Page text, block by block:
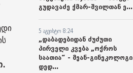
გუდავაძე ქმარ-შვილთან ე...
5 აგვისტო 8:24
„დაბადებიდან ძუძუთი
პირველი კვება „ოქროს
საათია“ - მეან-გინეკოლოგი
დედ...